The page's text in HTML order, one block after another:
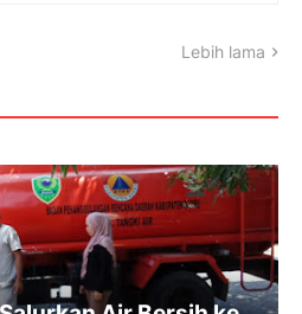
Lebih lama